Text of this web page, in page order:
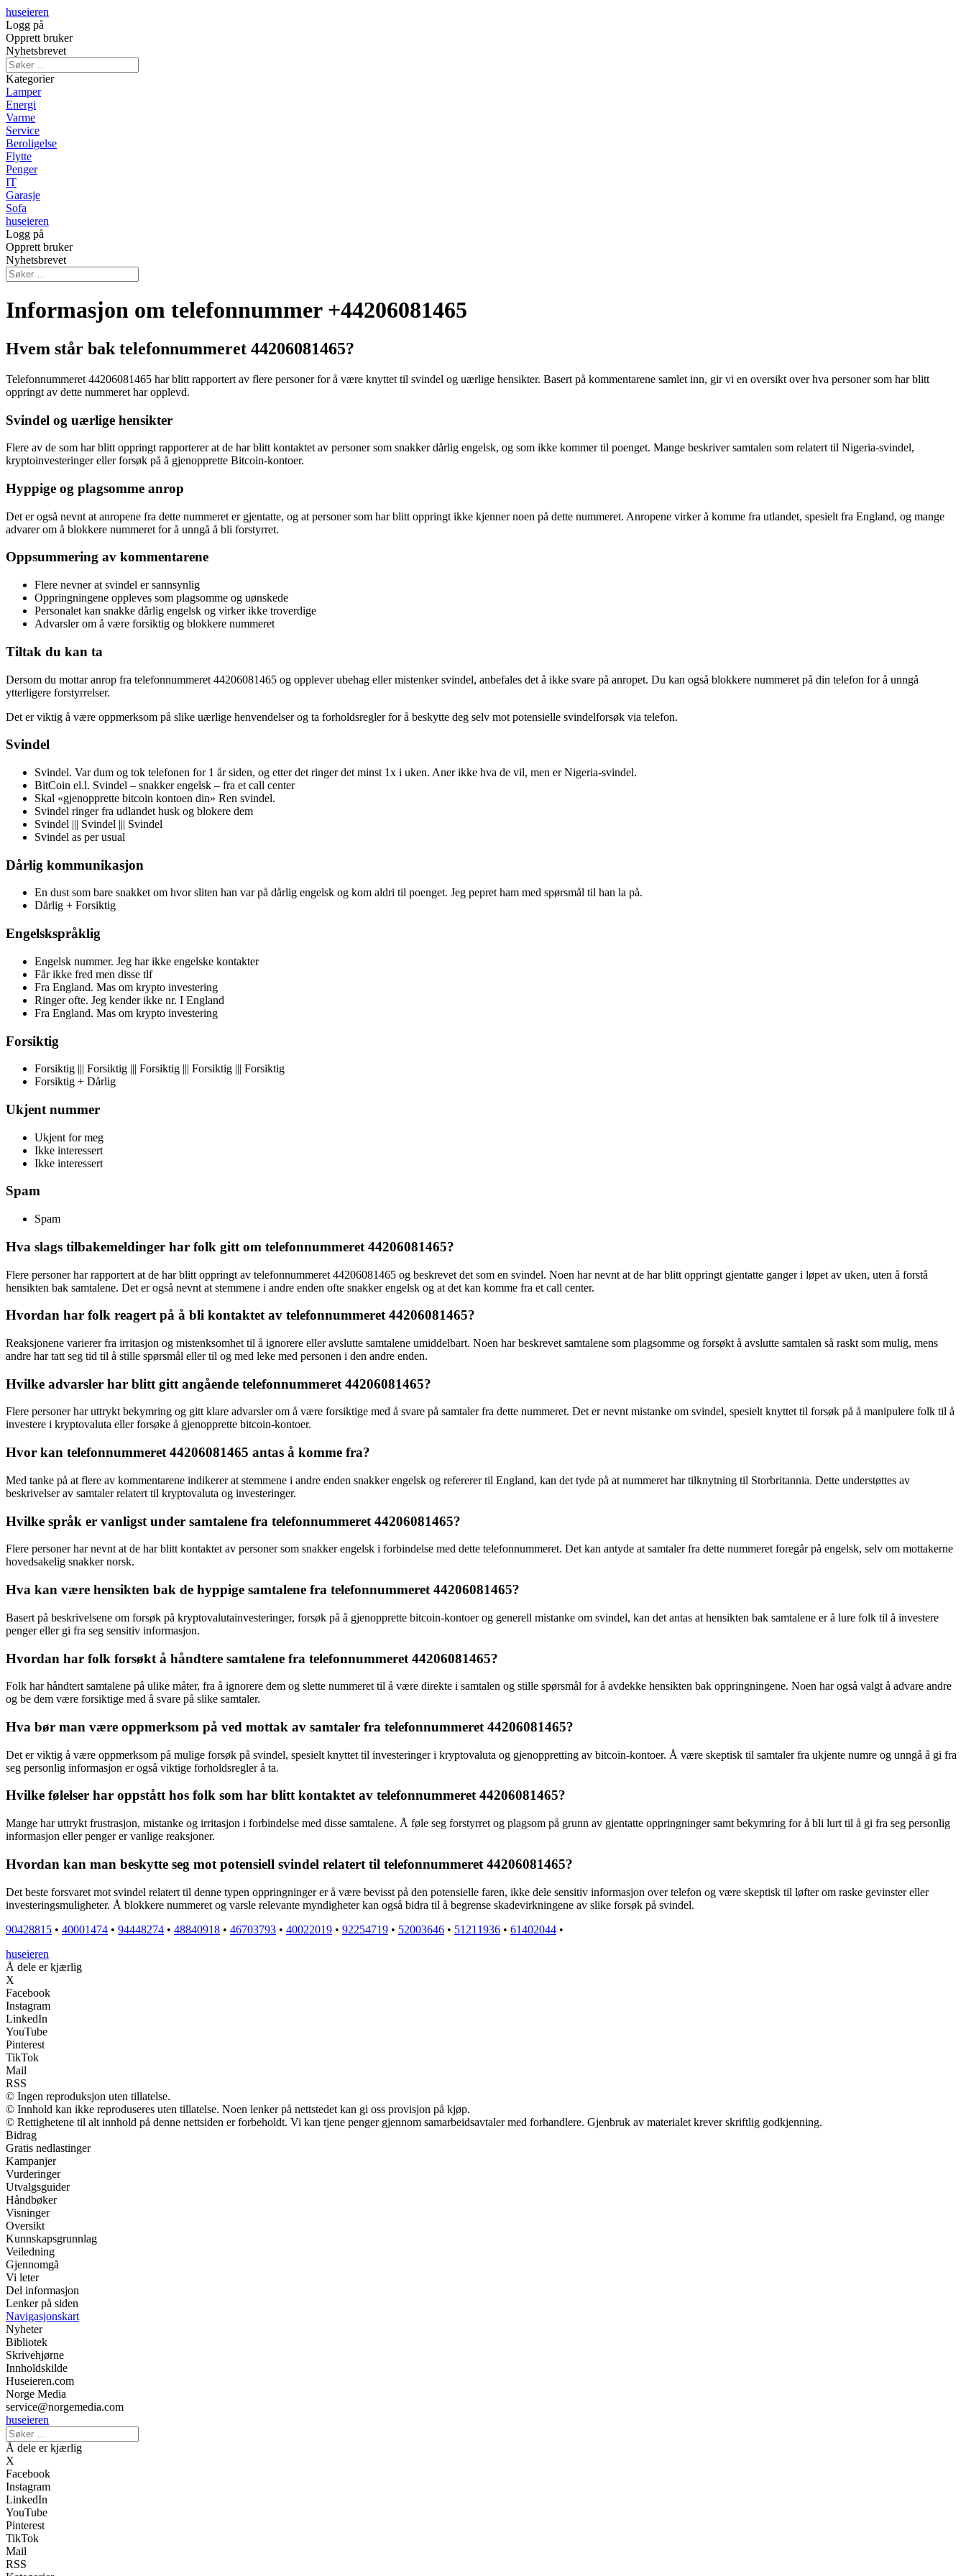
huseieren
Logg på
Opprett bruker
Nyhetsbrevet
Kategorier
Lamper
Energi
Varme
Service
Beroligelse
Flytte
Penger
IT
Garasje
Sofa
huseieren
Logg på
Opprett bruker
Nyhetsbrevet
Informasjon om telefonnummer +44206081465
Hvem står bak telefonnummeret 44206081465?
Telefonnummeret 44206081465 har blitt rapportert av flere personer for å være knyttet til svindel og uærlige hensikter. Basert på kommentarene samlet inn, gir vi en oversikt over hva personer som har blitt
oppringt av dette nummeret har opplevd.
Svindel og uærlige hensikter
Flere av de som har blitt oppringt rapporterer at de har blitt kontaktet av personer som snakker dårlig engelsk, og som ikke kommer til poenget. Mange beskriver samtalen som relatert til Nigeria-svindel,
kryptoinvesteringer eller forsøk på å gjenopprette Bitcoin-kontoer.
Hyppige og plagsomme anrop
Det er også nevnt at anropene fra dette nummeret er gjentatte, og at personer som har blitt oppringt ikke kjenner noen på dette nummeret. Anropene virker å komme fra utlandet, spesielt fra England, og mange
advarer om å blokkere nummeret for å unngå å bli forstyrret.
Oppsummering av kommentarene
Flere nevner at svindel er sannsynlig
Oppringningene oppleves som plagsomme og uønskede
Personalet kan snakke dårlig engelsk og virker ikke troverdige
Advarsler om å være forsiktig og blokkere nummeret
Tiltak du kan ta
Dersom du mottar anrop fra telefonnummeret 44206081465 og opplever ubehag eller mistenker svindel, anbefales det å ikke svare på anropet. Du kan også blokkere nummeret på din telefon for å unngå
ytterligere forstyrrelser.
Det er viktig å være oppmerksom på slike uærlige henvendelser og ta forholdsregler for å beskytte deg selv mot potensielle svindelforsøk via telefon.
Svindel
Svindel. Var dum og tok telefonen for 1 år siden, og etter det ringer det minst 1x i uken. Aner ikke hva de vil, men er Nigeria-svindel.
BitCoin el.l. Svindel – snakker engelsk – fra et call center
Skal «gjenopprette bitcoin kontoen din» Ren svindel.
Svindel ringer fra udlandet husk og blokere dem
Svindel ||| Svindel ||| Svindel
Svindel as per usual
Dårlig kommunikasjon
En dust som bare snakket om hvor sliten han var på dårlig engelsk og kom aldri til poenget. Jeg pepret ham med spørsmål til han la på.
Dårlig + Forsiktig
Engelskspråklig
Engelsk nummer. Jeg har ikke engelske kontakter
Får ikke fred men disse tlf
Fra England. Mas om krypto investering
Ringer ofte. Jeg kender ikke nr. I England
Fra England. Mas om krypto investering
Forsiktig
Forsiktig ||| Forsiktig ||| Forsiktig ||| Forsiktig ||| Forsiktig
Forsiktig + Dårlig
Ukjent nummer
Ukjent for meg
Ikke interessert
Ikke interessert
Spam
Spam
Hva slags tilbakemeldinger har folk gitt om telefonnummeret 44206081465?
Flere personer har rapportert at de har blitt oppringt av telefonnummeret 44206081465 og beskrevet det som en svindel. Noen har nevnt at de har blitt oppringt gjentatte ganger i løpet av uken, uten å forstå
hensikten bak samtalene. Det er også nevnt at stemmene i andre enden ofte snakker engelsk og at det kan komme fra et call center.
Hvordan har folk reagert på å bli kontaktet av telefonnummeret 44206081465?
Reaksjonene varierer fra irritasjon og mistenksomhet til å ignorere eller avslutte samtalene umiddelbart. Noen har beskrevet samtalene som plagsomme og forsøkt å avslutte samtalen så raskt som mulig, mens
andre har tatt seg tid til å stille spørsmål eller til og med leke med personen i den andre enden.
Hvilke advarsler har blitt gitt angående telefonnummeret 44206081465?
Flere personer har uttrykt bekymring og gitt klare advarsler om å være forsiktige med å svare på samtaler fra dette nummeret. Det er nevnt mistanke om svindel, spesielt knyttet til forsøk på å manipulere folk til å
investere i kryptovaluta eller forsøke å gjenopprette bitcoin-kontoer.
Hvor kan telefonnummeret 44206081465 antas å komme fra?
Med tanke på at flere av kommentarene indikerer at stemmene i andre enden snakker engelsk og refererer til England, kan det tyde på at nummeret har tilknytning til Storbritannia. Dette understøttes av
beskrivelser av samtaler relatert til kryptovaluta og investeringer.
Hvilke språk er vanligst under samtalene fra telefonnummeret 44206081465?
Flere personer har nevnt at de har blitt kontaktet av personer som snakker engelsk i forbindelse med dette telefonnummeret. Det kan antyde at samtaler fra dette nummeret foregår på engelsk, selv om mottakerne
hovedsakelig snakker norsk.
Hva kan være hensikten bak de hyppige samtalene fra telefonnummeret 44206081465?
Basert på beskrivelsene om forsøk på kryptovalutainvesteringer, forsøk på å gjenopprette bitcoin-kontoer og generell mistanke om svindel, kan det antas at hensikten bak samtalene er å lure folk til å investere
penger eller gi fra seg sensitiv informasjon.
Hvordan har folk forsøkt å håndtere samtalene fra telefonnummeret 44206081465?
Folk har håndtert samtalene på ulike måter, fra å ignorere dem og slette nummeret til å være direkte i samtalen og stille spørsmål for å avdekke hensikten bak oppringningene. Noen har også valgt å advare andre
og be dem være forsiktige med å svare på slike samtaler.
Hva bør man være oppmerksom på ved mottak av samtaler fra telefonnummeret 44206081465?
Det er viktig å være oppmerksom på mulige forsøk på svindel, spesielt knyttet til investeringer i kryptovaluta og gjenoppretting av bitcoin-kontoer. Å være skeptisk til samtaler fra ukjente numre og unngå å gi fra
seg personlig informasjon er også viktige forholdsregler å ta.
Hvilke følelser har oppstått hos folk som har blitt kontaktet av telefonnummeret 44206081465?
Mange har uttrykt frustrasjon, mistanke og irritasjon i forbindelse med disse samtalene. Å føle seg forstyrret og plagsom på grunn av gjentatte oppringninger samt bekymring for å bli lurt til å gi fra seg personlig
informasjon eller penger er vanlige reaksjoner.
Hvordan kan man beskytte seg mot potensiell svindel relatert til telefonnummeret 44206081465?
Det beste forsvaret mot svindel relatert til denne typen oppringninger er å være bevisst på den potensielle faren, ikke dele sensitiv informasjon over telefon og være skeptisk til løfter om raske gevinster eller
investeringsmuligheter. Å blokkere nummeret og varsle relevante myndigheter kan også bidra til å begrense skadevirkningene av slike forsøk på svindel.
90428815 • 40001474 • 94448274 • 48840918 • 46703793 • 40022019 • 92254719 • 52003646 • 51211936 • 61402044 •
huseieren
Å dele er kjærlig
X
Facebook
Instagram
LinkedIn
YouTube
Pinterest
TikTok
Mail
RSS
© Ingen reproduksjon uten tillatelse.
© Innhold kan ikke reproduseres uten tillatelse. Noen lenker på nettstedet kan gi oss provisjon på kjøp.
© Rettighetene til alt innhold på denne nettsiden er forbeholdt. Vi kan tjene penger gjennom samarbeidsavtaler med forhandlere. Gjenbruk av materialet krever skriftlig godkjenning.
Bidrag
Gratis nedlastinger
Kampanjer
Vurderinger
Utvalgsguider
Håndbøker
Visninger
Oversikt
Kunnskapsgrunnlag
Veiledning
Gjennomgå
Vi leter
Del informasjon
Lenker på siden
Navigasjonskart
Nyheter
Bibliotek
Skrivehjørne
Innholdskilde
Huseieren.com
Norge Media
service@norgemedia.com
huseieren
Å dele er kjærlig
X
Facebook
Instagram
LinkedIn
YouTube
Pinterest
TikTok
Mail
RSS